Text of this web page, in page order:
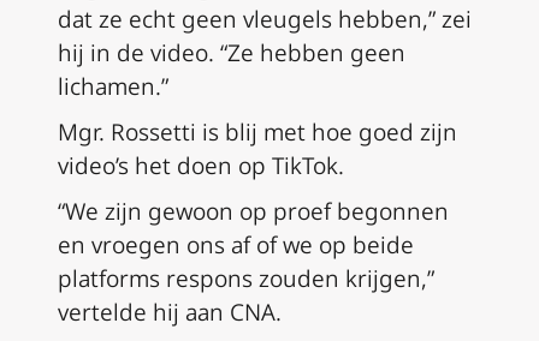
dat ze echt geen vleugels hebben,” zei
hij in de video. “Ze hebben geen
lichamen.”
Mgr. Rossetti is blij met hoe goed zijn
video’s het doen op TikTok.
“We zijn gewoon op proef begonnen
en vroegen ons af of we op beide
platforms respons zouden krijgen,”
vertelde hij aan CNA.